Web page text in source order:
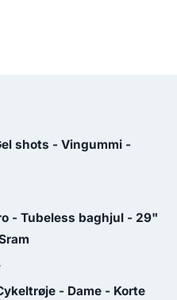
shots - Vingummi -
- Tubeless baghjul - 29"
price
- Dame - Korte